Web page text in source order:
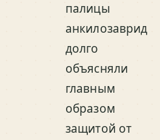
палицы
анкилозаврид
долго
объясняли
главным
образом
защитой от